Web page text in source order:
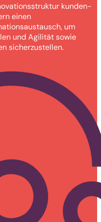
kunden-
einen
um
und Agilität sowie
sicherzustellen.